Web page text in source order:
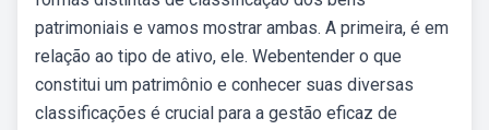
patrimoniais e vamos mostrar ambas. A primeira, é em
relação ao tipo de ativo, ele. Webentender o que
constitui um patrimônio e conhecer suas diversas
classificações é crucial para a gestão eficaz de